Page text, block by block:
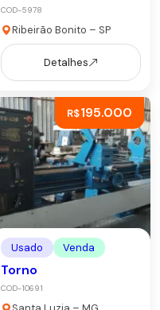
COD-5978
Ribeirão Bonito – SP
Detalhes
R$195.000
Usado Venda
Torno
COD-10691